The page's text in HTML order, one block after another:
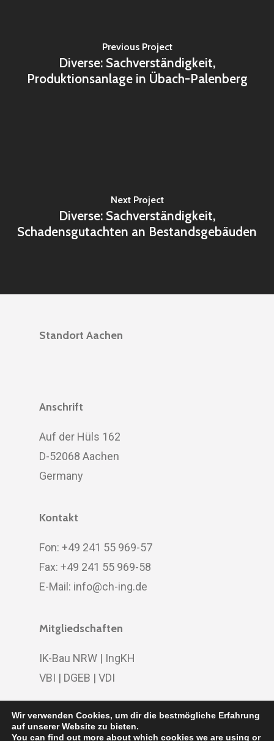
Previous Project
Diverse: Sachverständigkeit,
Produktionsanlage in Übach-Palenberg
Next Project
Diverse: Sachverständigkeit,
Schadensgutachten an Bestandsgebäuden
Standort Aachen
Anschrift
Auf der Hüls 162
D-52068 Aachen
Germany
Kontakt
Fon: +49 241 55 969-57
Fax: +49 241 55 969-58
E-Mail: info@ch-ing.de
Mitgliedschaften
IK-Bau NRW | IngKH
VBI | DGEB | VDI
Wir verwenden Cookies, um dir die bestmögliche Erfahrung
auf unserer Website zu bieten.
You can find out more about which cookies we are using or